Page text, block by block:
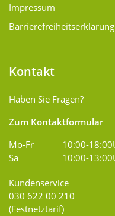
Impressum
Barrierefreiheitserklärung
Kontakt
Haben Sie Fragen?
Zum Kontaktformular
Mo-Fr
10:00-
Sa
10:00-
Kundenservice
030 622 00 210
(Festnetztarif)